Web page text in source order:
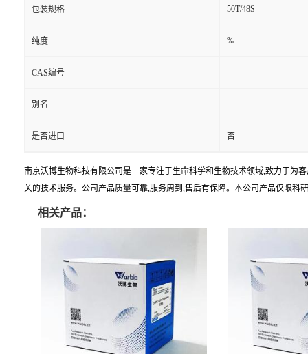
包装规格 50T/48S
纯度 %
CAS编号
别名
是否进口 否
南京沃博生物科技有限公司是一家专注于生命科学和生物技术领域,致力于为
关的技术服务。公司产品质量可靠,服务周到,售后有保障。本公司产品仅限科
相关产品：